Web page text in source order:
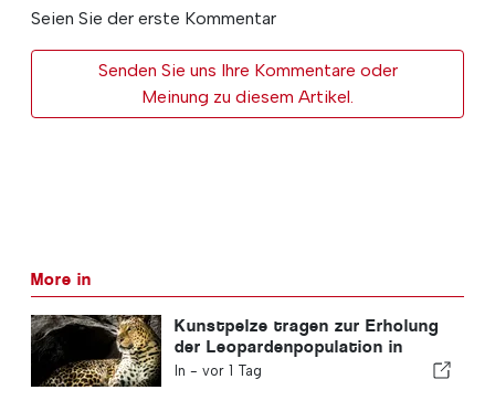
Seien Sie der erste Kommentar
Senden Sie uns Ihre Kommentare oder
Meinung zu diesem Artikel.
More in
Kunstpelze tragen zur Erholung
der Leopardenpopulation in
Sambia bei
In - vor 1 Tag